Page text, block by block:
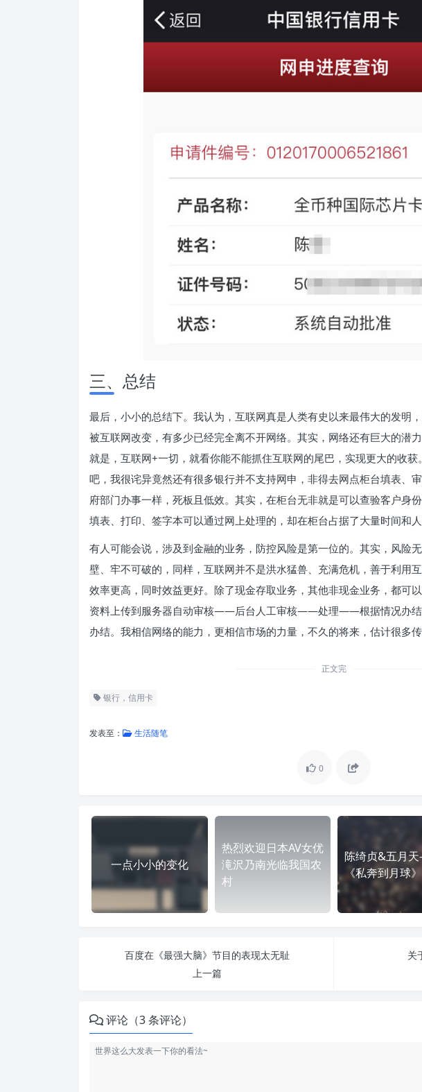
三、总结
最后，小小的总结下。我认为，互联网真是人类有史以来最伟大的发明
被互联网改变，有多少已经完全离不开网络。其实，网络还有巨大的潜
就是，互联网+一切，就看你能不能抓住互联网的尾巴，实现更大的收
吧，我很诧异竟然还有很多银行并不支持网申，非得去网点柜台填表、
府部门办事一样，死板且低效。其实，在柜台无非就是可以查验客户身
填表、打印、签字本可以通过网上处理的，却在柜台占据了大量时间和人
有人可能会说，涉及到金融的业务，防控风险是第一位的。其实，风险
壁、牢不可破的，同样，互联网并不是洪水猛兽、充满危机，善于利用
效率更高，同时效益更好。除了现金存取业务，其他非现金业务，都可
资料上传到服务器自动审核——后台人工审核——处理——根据情况办
办结。我相信网络的能力，更相信市场的力量，不久的将来，估计很多
正文完
银行，信用卡
发表至： 生活随笔
0
一点小小的变化
热烈欢迎日本AV女优
滝沢乃南光临我国农
村
陈绮贞&五月
《私奔到月球》
百度在《最强大脑》节目的表现太无耻
上一篇
关
评论（3 条评论）